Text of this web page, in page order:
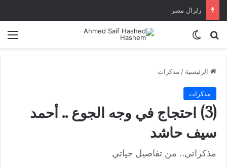
زلزال مصر
بحث عنالوضع المظلم
الرئيسية / مذكرات
مذكرات
(3) احتجاج في وجه الجوع .. أحمد
سيف حاشد
مذكراتي.. من تفاصيل حياتي